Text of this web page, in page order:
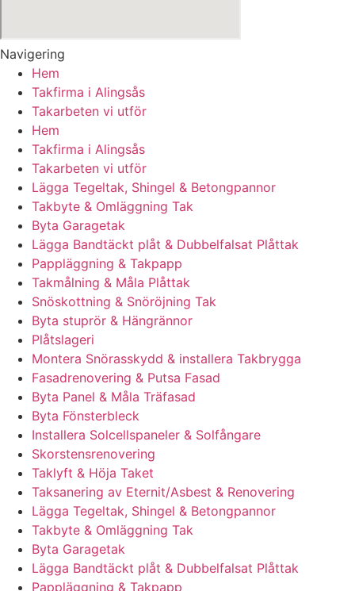
Navigering
Hem
Takfirma i Alingsås
Takarbeten vi utför
Hem
Takfirma i Alingsås
Takarbeten vi utför
Lägga Tegeltak, Shingel & Betongpannor
Takbyte & Omläggning Tak
Byta Garagetak
Lägga Bandtäckt plåt & Dubbelfalsat Plåttak
Pappläggning & Takpapp
Takmålning & Måla Plåttak
Snöskottning & Snöröjning Tak
Byta stuprör & Hängrännor
Plåtslageri
Montera Snörasskydd & installera Takbrygga
Fasadrenovering & Putsa Fasad
Byta Panel & Måla Träfasad
Byta Fönsterbleck
Installera Solcellspaneler & Solfångare
Skorstensrenovering
Taklyft & Höja Taket
Taksanering av Eternit/Asbest & Renovering
Lägga Tegeltak, Shingel & Betongpannor
Takbyte & Omläggning Tak
Byta Garagetak
Lägga Bandtäckt plåt & Dubbelfalsat Plåttak
Pappläggning & Takpapp